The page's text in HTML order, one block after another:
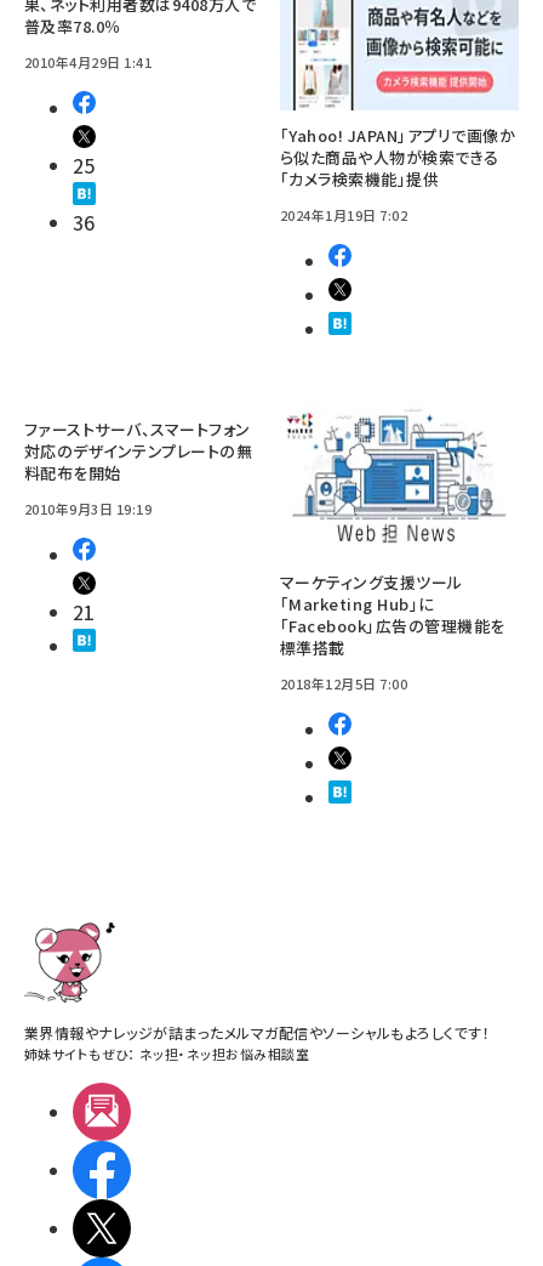
普及率78.0％
2010年4月29日 1:41
25
36
「Yahoo! JAPAN」アプリで画像か
ら似た商品や人物が検索できる
「カメラ検索機能」提供
2024年1月19日 7:02
ファーストサーバ、スマートフォン
対応のデザインテンプレートの無
料配布を開始
2010年9月3日 19:19
21
マーケティング支援ツール
「Marketing Hub」に
「Facebook」広告の管理機能を
標準搭載
2018年12月5日 7:00
業界情報やナレッジが詰まったメルマガ配信やソーシャルもよろしくです！
姉妹サイトもぜひ： ネッ担・ ネッ担お悩み相談室